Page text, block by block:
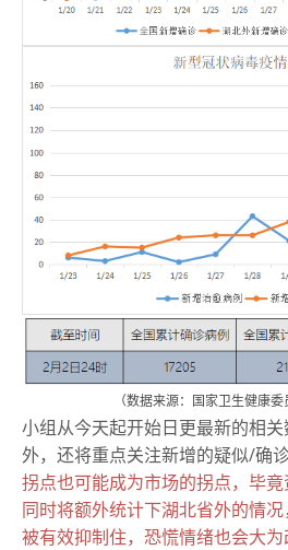
（数据来源： 国家卫生健康委
小组从今天起开始日更最新的相
外，还将重点关注新增的疑似/确诊
拐点也可能成为市场的拐点，毕竟
同时将额外统计下湖北省外的情
被有效抑制住，恐慌情绪也会大为